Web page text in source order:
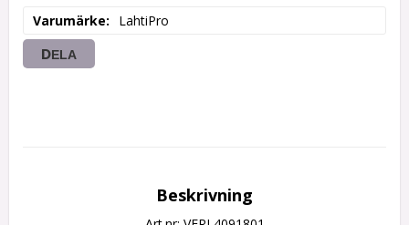
Varumärke LahtiPro
DELA
Beskrivning